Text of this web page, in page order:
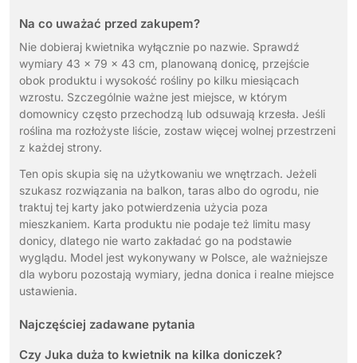
Na co uważać przed zakupem?
Nie dobieraj kwietnika wyłącznie po nazwie. Sprawdź
wymiary 43 x 79 x 43 cm, planowaną donicę, przejście
obok produktu i wysokość rośliny po kilku miesiącach
wzrostu. Szczególnie ważne jest miejsce, w którym
domownicy często przechodzą lub odsuwają krzesła. Jeśli
roślina ma rozłożyste liście, zostaw więcej wolnej przestrzeni
z każdej strony.
Ten opis skupia się na użytkowaniu we wnętrzach. Jeżeli
szukasz rozwiązania na balkon, taras albo do ogrodu, nie
traktuj tej karty jako potwierdzenia użycia poza
mieszkaniem. Karta produktu nie podaje też limitu masy
donicy, dlatego nie warto zakładać go na podstawie
wyglądu. Model jest wykonywany w Polsce, ale ważniejsze
dla wyboru pozostają wymiary, jedna donica i realne miejsce
ustawienia.
Najczęściej zadawane pytania
Czy Juka duża to kwietnik na kilka doniczek?